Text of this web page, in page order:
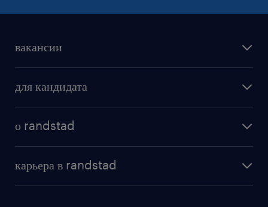
вакансии
бонусы для работников
для кандидата
о randstad
институт исследований randstad
карьера в randstad